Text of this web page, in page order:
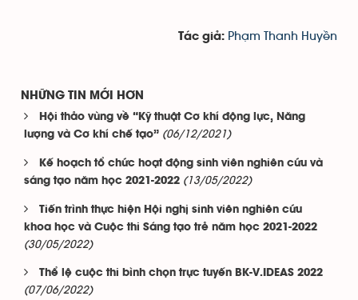
Tác giả: Phạm Thanh Huyền
NHỮNG TIN MỚI HƠN
Hội thảo vùng về “Kỹ thuật Cơ khí động lực, Năng
lượng và Cơ khí chế tạo” (06/12/2021)
Kế hoạch tổ chức hoạt động sinh viên nghiên cứu và
sáng tạo năm học 2021-2022 (13/05/2022)
Tiến trình thực hiện Hội nghị sinh viên nghiên cứu
khoa học và Cuộc thi Sáng tạo trẻ năm học 2021-2022
(30/05/2022)
Thể lệ cuộc thi bình chọn trực tuyến BK-V.IDEAS 2022
(07/06/2022)